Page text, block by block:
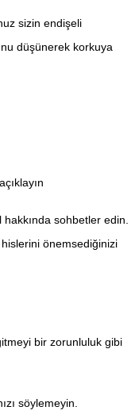
sizin endişeli
düşünerek korkuya
sohbetler edin.
önemsediğinizi
bir zorunluluk gibi
söylemeyin.